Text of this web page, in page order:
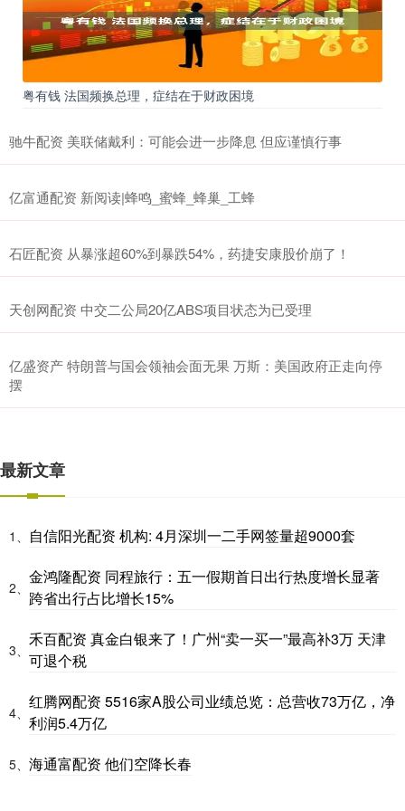
粤有钱 法国频换总理，症结在于财政困境
驰牛配资 美联储戴利：可能会进一步降息 但应谨慎行事
亿富通配资 新阅读|蜂鸣_蜜蜂_蜂巢_工蜂
石匠配资 从暴涨超60%到暴跌54%，药捷安康股价崩了！
天创网配资 中交二公局20亿ABS项目状态为已受理
亿盛资产 特朗普与国会领袖会面无果 万斯：美国政府正走向停
摆
最新文章
1、 自信阳光配资 机构: 4月深圳一二手网签量超9000套
2、
金鸿隆配资 同程旅行：五一假期首日出行热度增长显著
跨省出行占比增长15%
3、
禾百配资 真金白银来了！广州“卖一买一”最高补3万 天津
可退个税
4、
红腾网配资 5516家A股公司业绩总览：总营收73万亿，净
利润5.4万亿
5、 海通富配资 他们空降长春